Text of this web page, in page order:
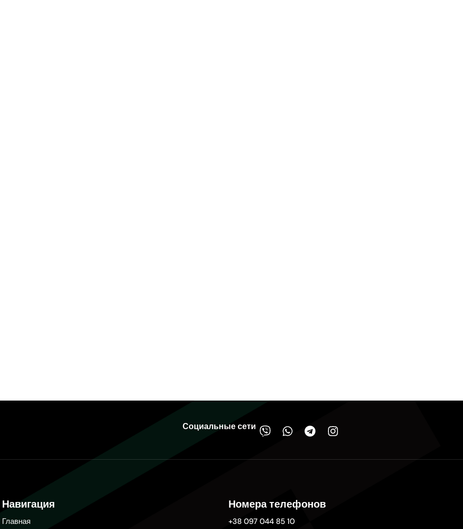
Социальные сети
Навигация
Главная
Номера телефонов
+38 097 044 85 10